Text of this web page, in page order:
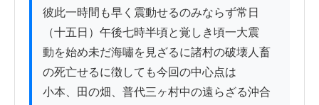
彼此一時間も早く震動せるのみならず常日
（十五日）午後七時半頃と覚しき頃一大震
動を始め未だ海嘯を見ざるに諸村の破壊人畜
の死亡せるに徴しても今回の中心点は
小本、田の畑、普代三ヶ村中の遠らざる沖合